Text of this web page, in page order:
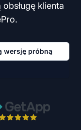
klienta
wersję próbną